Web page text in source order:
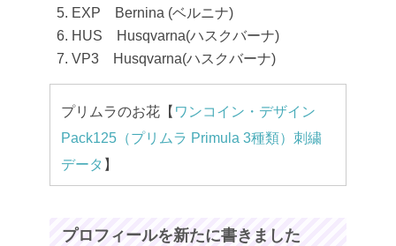
EXP Bernina (ベルニナ)
HUS Husqvarna(ハスクバーナ)
VP3 Husqvarna(ハスクバーナ)
プリムラのお花【 ワンコイン・デザイン
Pack125（プリムラ Primula 3種類）刺繍
データ 】
プロフィールを新たに書きました